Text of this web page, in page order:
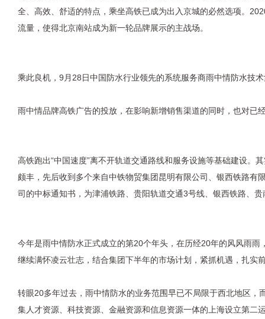
全、高效、舒适的特点，乘坐高铁已成为出入京城的必然选项。
流量，使得北京南站成为新一轮品牌展示的主战场。
乘此良机，9月28日中国防水行业领先的系统服务商雨中情防水技
雨中情品牌高铁广告的投放，在影响新增销售渠道的同时，也对
高铁跑出“中国速度”离不开轨道交通路线和服务设施等基础建设
颇丰，先后收到多个来自中铁物贸集团昆明有限公司、银西铁路
司的中标通知书，为津浦铁路、贵阳轨道交通3号线、银西铁路、
今年是雨中情防水正式成立的第20个年头，在历经20年的风风雨
继续满怀凌云壮志，结合集团下半年的市场计划，紧抓机遇，扎实
转眼20多年过去，雨中情防水的业务范围早已不局限于西北地区
集人才资源、科技资源、金融资源和信息资源一体的上海设立第